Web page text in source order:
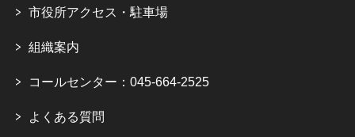
市役所アクセス・駐車場
組織案内
コールセンター：045-664-2525
よくある質問